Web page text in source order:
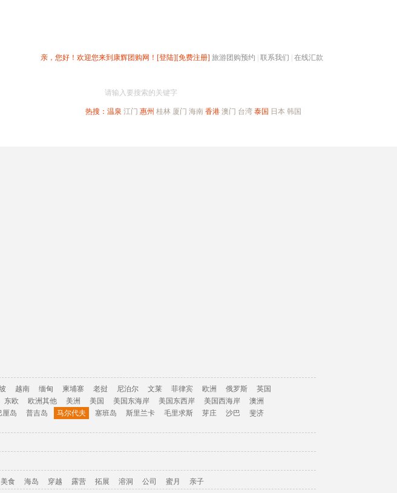
亲，您好！欢迎您来到康辉团购网！ [登陆][免费注册] 旅游团购预约 联系我们 在线汇款
请输入要搜索的关键字
热搜： 温泉 江门 惠州 桂林 厦门 海南 香港 澳门 台湾 泰国 日本 韩国
越南 缅甸 柬埔寨 老挝 尼泊尔 文莱 菲律宾 欧洲 俄罗斯
英国
东欧 欧洲其他 美洲 美国 美国东海岸 美国东西岸 美国西海岸
澳洲
厘岛 普吉岛 马尔代夫 塞班岛 斯里兰卡 毛里求斯 芽庄 沙巴
斐济
美食 海岛 穿越 露营 拓展 溶洞 公司 蜜月 亲子